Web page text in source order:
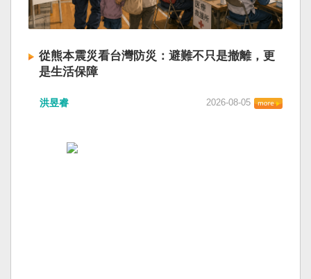
從熊本震災看台灣防災：避難不只是撤離，更
是生活保障
洪昱睿 2026-08-05